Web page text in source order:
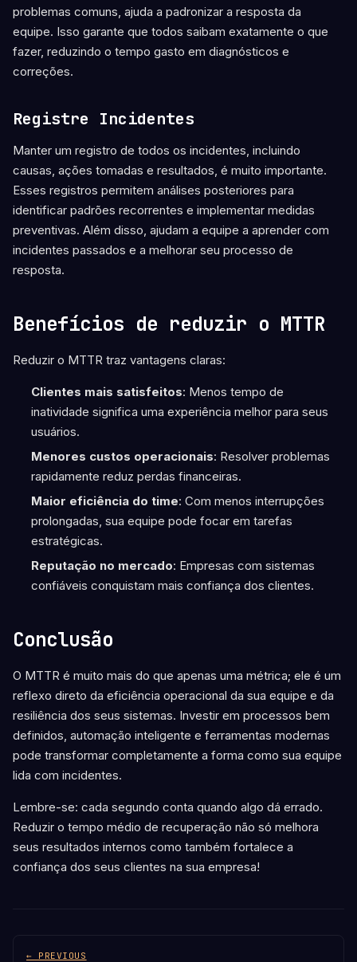
problemas comuns, ajuda a padronizar a resposta da
equipe. Isso garante que todos saibam exatamente o que
fazer, reduzindo o tempo gasto em diagnósticos e
correções.
Registre Incidentes
Manter um registro de todos os incidentes, incluindo
causas, ações tomadas e resultados, é muito importante.
Esses registros permitem análises posteriores para
identificar padrões recorrentes e implementar medidas
preventivas. Além disso, ajudam a equipe a aprender com
incidentes passados e a melhorar seu processo de
resposta.
Benefícios de reduzir o MTTR
Reduzir o MTTR traz vantagens claras:
Clientes mais satisfeitos: Menos tempo de
inatividade significa uma experiência melhor para seus
usuários.
Menores custos operacionais: Resolver problemas
rapidamente reduz perdas financeiras.
Maior eficiência do time: Com menos interrupções
prolongadas, sua equipe pode focar em tarefas
estratégicas.
Reputação no mercado: Empresas com sistemas
confiáveis conquistam mais confiança dos clientes.
Conclusão
O MTTR é muito mais do que apenas uma métrica; ele é um
reflexo direto da eficiência operacional da sua equipe e da
resiliência dos seus sistemas. Investir em processos bem
definidos, automação inteligente e ferramentas modernas
pode transformar completamente a forma como sua equipe
lida com incidentes.
Lembre-se: cada segundo conta quando algo dá errado.
Reduzir o tempo médio de recuperação não só melhora
seus resultados internos como também fortalece a
confiança dos seus clientes na sua empresa!
← PREVIOUS